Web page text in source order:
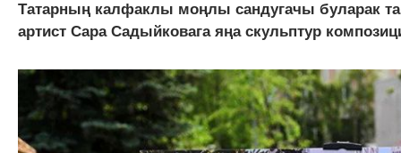
Татарның калфаклы моңлы сандугачы буларак
артист Сара Садыйковага яңа скульптур